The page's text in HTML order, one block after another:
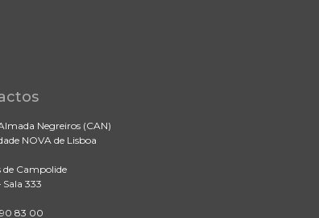
Negreiros (CAN)
NOVA de Lisboa
de Campolide
Sala 333
83 00